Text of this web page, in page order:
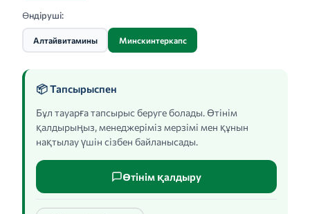
Өндіруші:
Алтайвитамины Минскинтеркапс
📦 Тапсырыспен
Бұл тауарға тапсырыс беруге болады. Өтінім
қалдырыңыз, менеджеріміз мерзімі мен құнын
нақтылау үшін сізбен байланысады.
Өтінім қалдыру